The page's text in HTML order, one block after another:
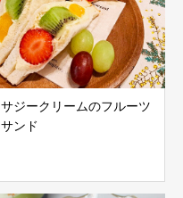
サジークリームのフルーツ
サンド